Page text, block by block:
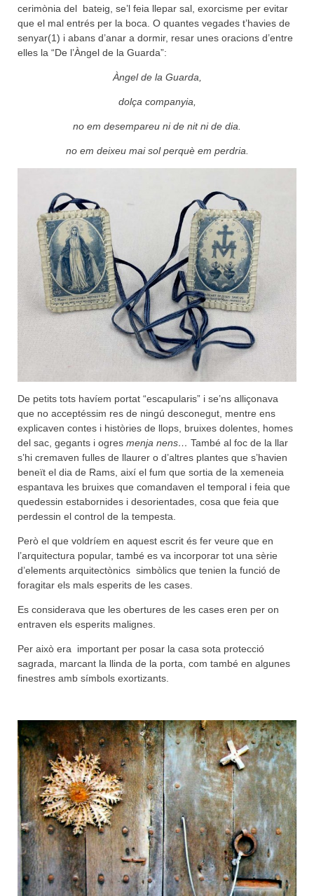
cerimònia del bateig, se’l feia llepar sal, exorcisme per evitar
que el mal entrés per la boca. O quantes vegades t’havies de
senyar(1) i abans d’anar a dormir, resar unes oracions d’entre
elles la “De l’Àngel de la Guarda”:
Àngel de la Guarda,
dolça companyia,
no em desempareu ni de nit ni de dia.
no em deixeu mai sol perquè em perdria.
De petits tots havíem portat “escapularis” i se’ns alliçonava
que no acceptéssim res de ningú desconegut, mentre ens
explicaven contes i històries de llops, bruixes dolentes, homes
del sac, gegants i ogres menja nens… També al foc de la llar
s’hi cremaven fulles de llaurer o d’altres plantes que s’havien
beneït el dia de Rams, així el fum que sortia de la xemeneia
espantava les bruixes que comandaven el temporal i feia que
quedessin estabornides i desorientades, cosa que feia que
perdessin el control de la tempesta.
Però el que voldríem en aquest escrit és fer veure que en
l’arquitectura popular, també es va incorporar tot una sèrie
d’elements arquitectònics simbòlics que tenien la funció de
foragitar els mals esperits de les cases.
Es considerava que les obertures de les cases eren per on
entraven els esperits malignes.
Per això era important per posar la casa sota protecció
sagrada, marcant la llinda de la porta, com també en algunes
finestres amb símbols exortizants.